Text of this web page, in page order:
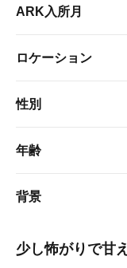
ARK入所月
ロケーション
性別
年齢
背景
少し怖がりで甘